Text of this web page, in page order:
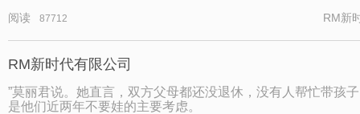
阅读 87712 RM新
RM新时代有限公司
”莫丽君说。她直言，双方父母都还没退休，没有人帮忙带孩子
是他们近两年不要娃的主要考虑。